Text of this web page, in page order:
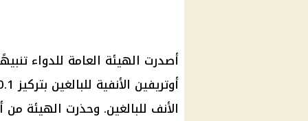
أصدرت الهيئة العامة للدواء
الأنف للبالغين. وحذرت